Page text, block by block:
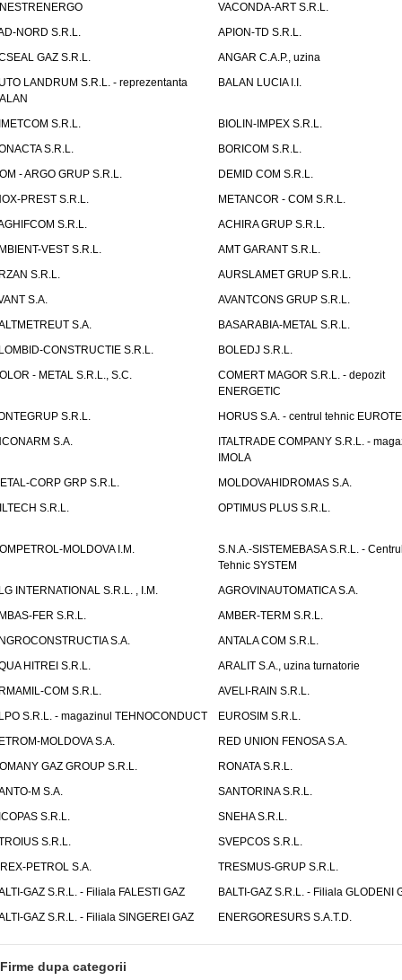
VACONDA-ART S.R.L.
NORD S.R.L.
APION-TD S.R.L.
GAZ S.R.L.
ANGAR C.A.P., uzina
LANDRUM S.R.L. - reprezentanta
BALAN LUCIA I.I.
S.R.L.
BIOLIN-IMPEX S.R.L.
S.R.L.
BORICOM S.R.L.
- ARGO GRUP S.R.L.
DEMID COM S.R.L.
PREST S.R.L.
METANCOR - COM S.R.L.
S.R.L.
ACHIRA GRUP S.R.L.
VEST S.R.L.
AMT GARANT S.R.L.
S.R.L.
AURSLAMET GRUP S.R.L.
S.A.
AVANTCONS GRUP S.R.L.
S.A.
BASARABIA-METAL S.R.L.
CONSTRUCTIE S.R.L.
BOLEDJ S.R.L.
- METAL S.R.L., S.C.
COMERT MAGOR S.R.L. - depozit
ENERGETIC
S.R.L.
HORUS S.A. - centrul tehnic
S.A.
ITALTRADE COMPANY S.R.L. -
IMOLA
CORP GRP S.R.L.
MOLDOVAHIDROMAS S.A.
S.R.L.
OPTIMUS PLUS S.R.L.
MOLDOVA I.M.
S.N.A.-SISTEMEBASA S.R.L. -
Tehnic SYSTEM
INTERNATIONAL S.R.L. , I.M.
AGROVINAUTOMATICA S.A.
FER S.R.L.
AMBER-TERM S.R.L.
S.A.
ANTALA COM S.R.L.
HITREI S.R.L.
ARALIT S.A., uzina turnatorie
COM S.R.L.
AVELI-RAIN S.R.L.
S.R.L. - magazinul TEHNOCONDUCT
EUROSIM S.R.L.
MOLDOVA S.A.
RED UNION FENOSA S.A.
GAZ GROUP S.R.L.
RONATA S.R.L.
M S.A.
SANTORINA S.R.L.
S.R.L.
SNEHA S.R.L.
S.R.L.
SVEPCOS S.R.L.
PETROL S.A.
TRESMUS-GRUP S.R.L.
GAZ S.R.L. - Filiala FALESTI GAZ
BALTI-GAZ S.R.L. - Filiala GLODENI
GAZ S.R.L. - Filiala SINGEREI GAZ
ENERGORESURS S.A.T.D.
Firme dupa categorii